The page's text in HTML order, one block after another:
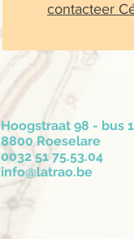
contacteer
Hoogstraat 98 - bus
8800 Roeselare
0032 51 75.53.04
info@latrao.be